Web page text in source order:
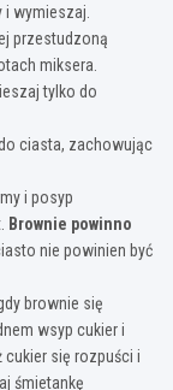
wymieszaj.
przestudzoną
miksera.
tylko do
ciasta, zachowując
i posyp
Brownie powinno
nie powinien być
brownie się
wsyp cukier i
cukier się rozpuści i
śmietankę